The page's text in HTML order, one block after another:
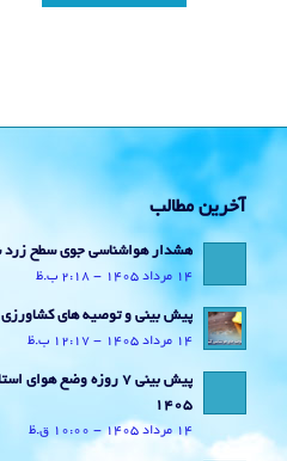
آخرین مطالب
هشدار هواشناسی جوی سطح زرد شماره 15 مورخ 14
14 مرداد 1405 - 2:18 ب.ظ
پیش بینی و توصیه های کشاورزی (14 مرداد
14 مرداد 1405 - 12:17 ب.ظ
1405
14 مرداد 1405 - 10:00 ق.ظ